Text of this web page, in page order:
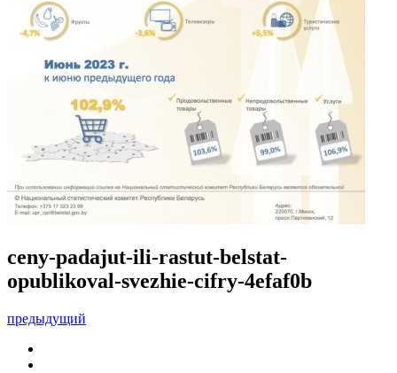
ceny-padajut-ili-rastut-belstat-
opublikoval-svezhie-cifry-4efaf0b
предыдущий